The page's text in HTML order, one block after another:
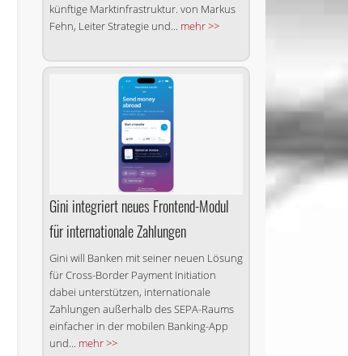
künftige Marktinfrastruktur. von Markus
Fehn, Leiter Strategie und... mehr >>
Gini integriert neues Frontend-Modul
für internationale Zahlungen
Gini will Banken mit seiner neuen Lösung
für Cross-Border Payment Initiation
dabei unterstützen, internationale
Zahlungen außerhalb des SEPA-Raums
einfacher in der mobilen Banking-App
und... mehr >>